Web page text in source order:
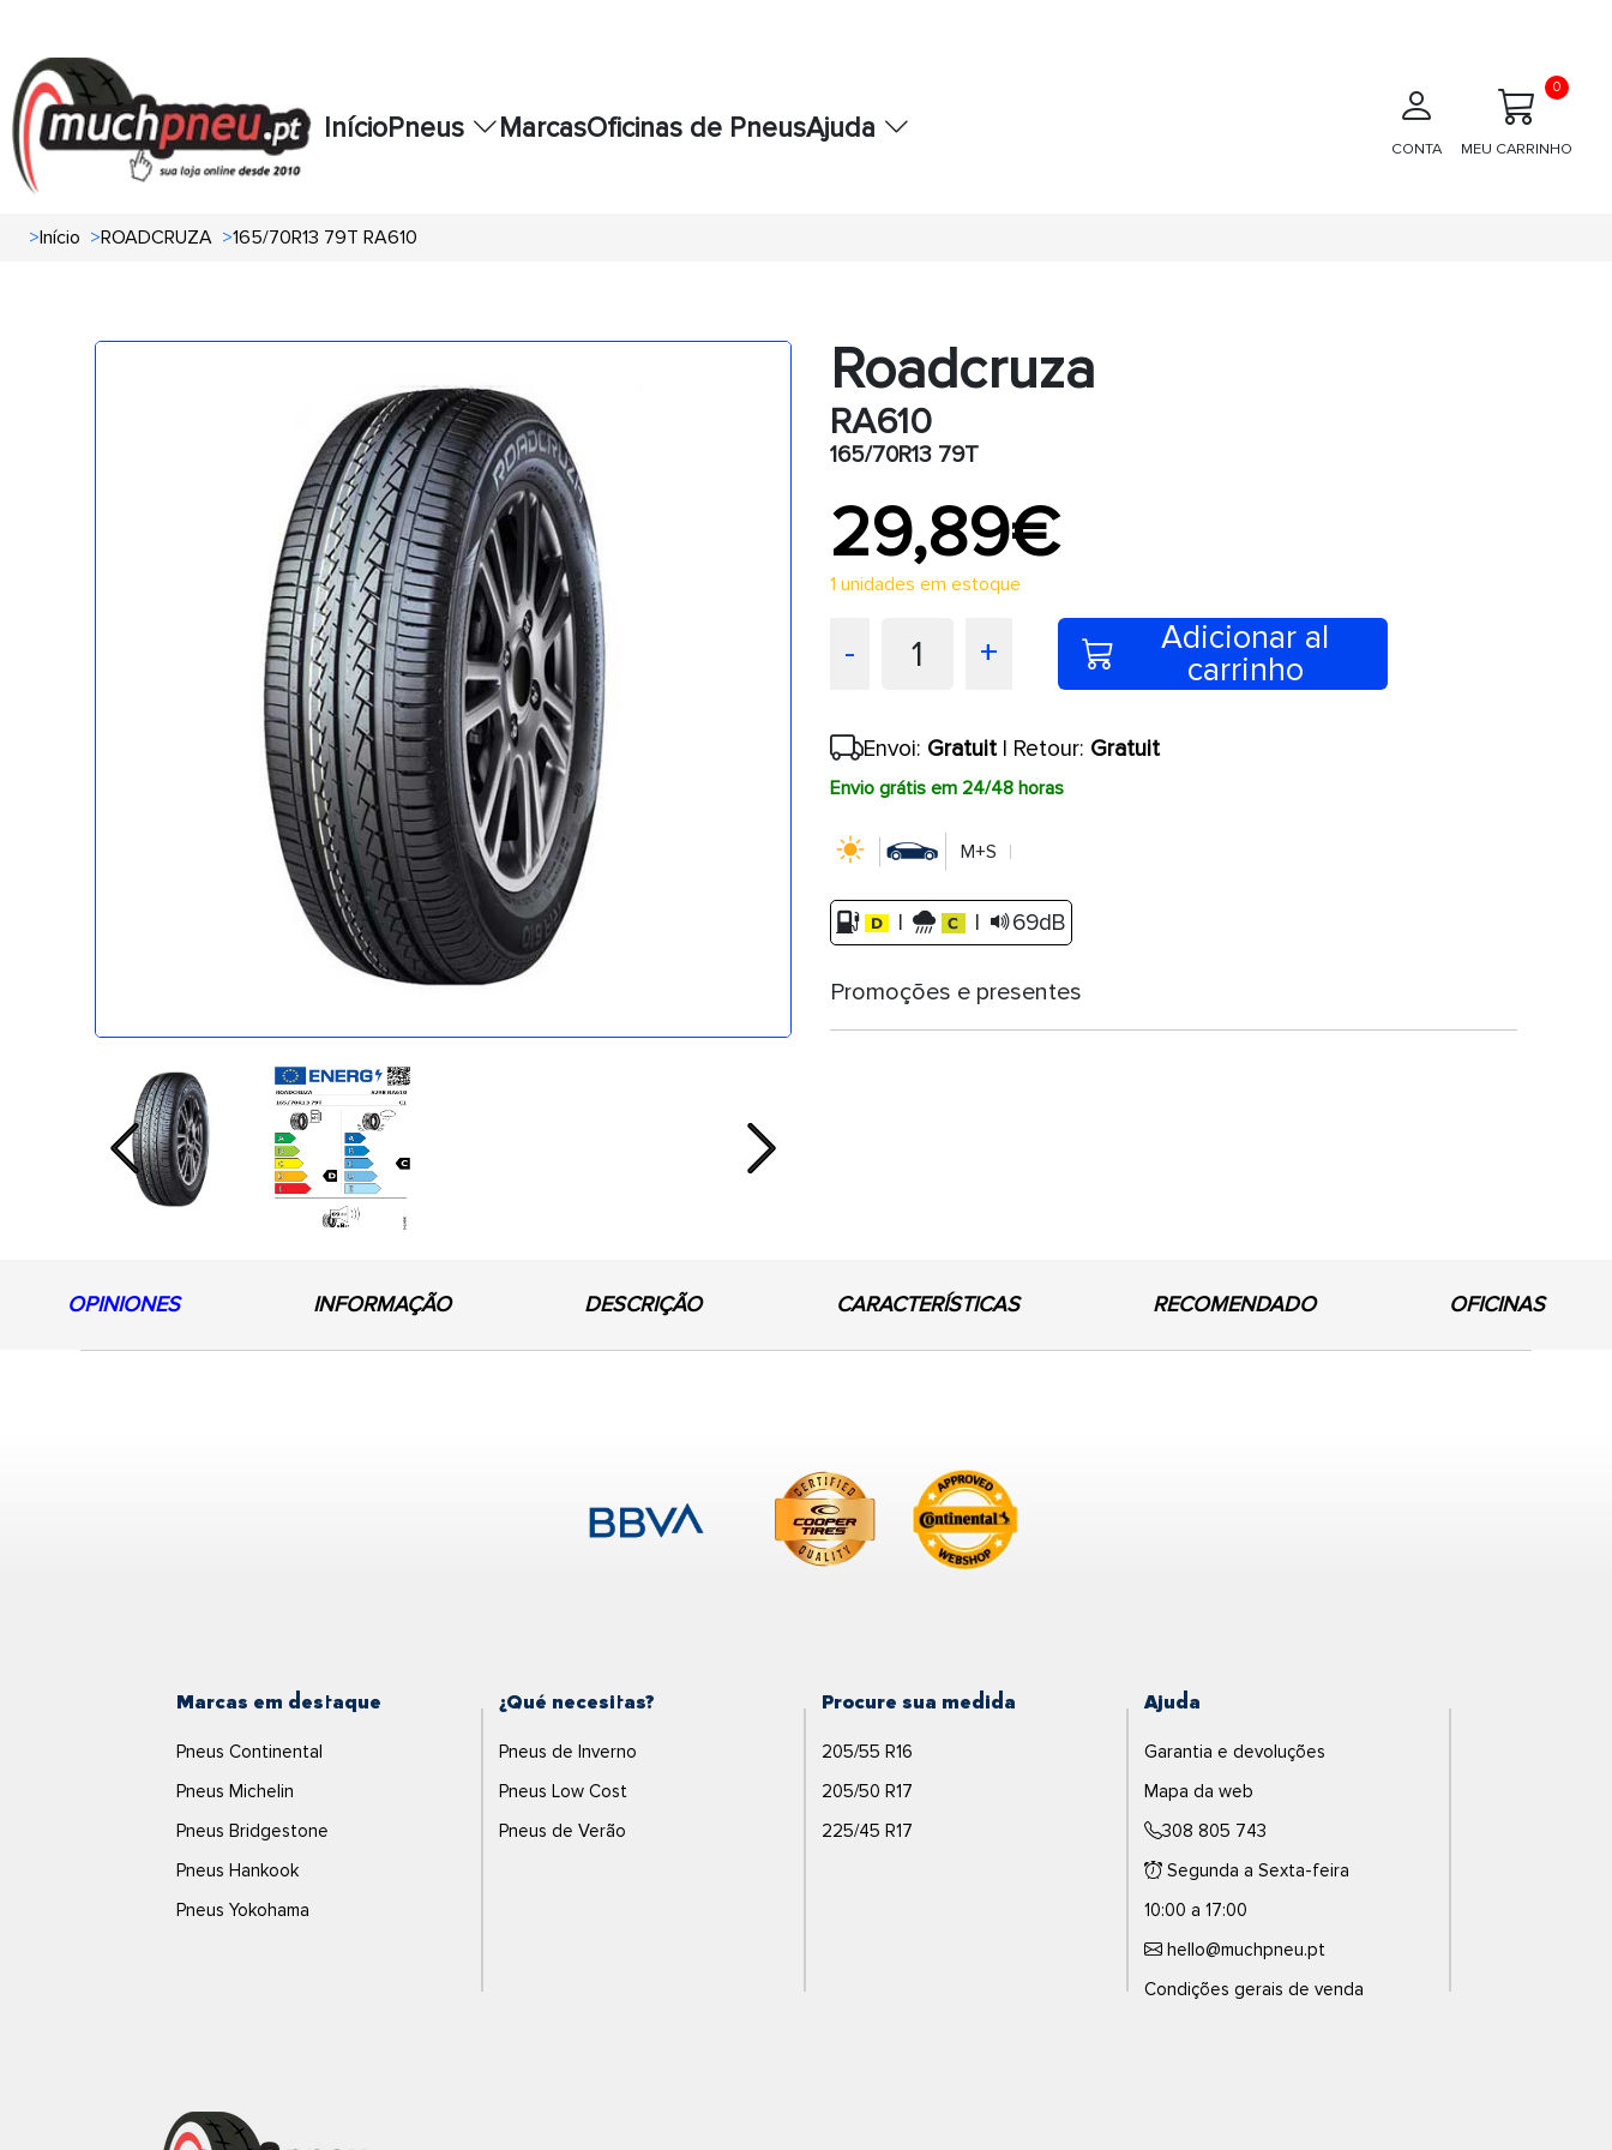
InícioPneus MarcasOficinas de PneusAjuda
CONTA MEU CARRINHO
0
>Início >ROADCRUZA >165/70R13 79T RA610
Previous Next
Roadcruza
RA610
165/70R13 79T
29,89€
1 unidades em estoque
- 1 +
Adicionar al
carrinho
Envoi: Gratuit| Retour: Gratuit
Envio grátis em 24/48 horas
M+S
| | 69dB
Promoções e presentes
OPINIONES INFORMAÇÃO DESCRIÇÃO CARACTERÍSTICAS RECOMENDADO OFICINAS
Marcas em destaque
Pneus Continental
Pneus Michelin
Pneus Bridgestone
Pneus Hankook
Pneus Yokohama
¿Qué necesitas?
Pneus de Inverno
Pneus Low Cost
Pneus de Verão
Procure sua medida
205/55 R16
205/50 R17
225/45 R17
Ajuda
Garantia e devoluções
Mapa da web
308 805 743
Segunda a Sexta-feira
10:00 a 17:00
hello@muchpneu.pt
Condições gerais de venda